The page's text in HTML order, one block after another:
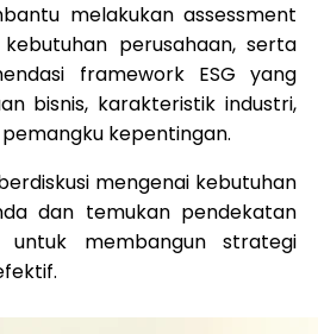
melakukan assessment
perusahaan, serta
framework ESG yang
bisnis, karakteristik industri,
kepentingan.
mengenai kebutuhan
dan temukan pendekatan
membangun strategi